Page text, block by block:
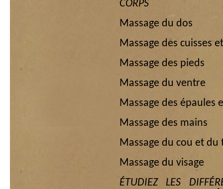
CORPS
Massage du dos
Massage des cuisses
Massage des pieds
Massage du ventre
Massage des épaules
Massage des mains
Massage du cou et du
Massage du visage
ÉTUDIEZ LES